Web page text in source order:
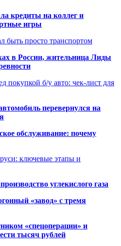
кредиты на коллег и
игры
быть просто транспортом
в России, жительница Лиды
покупкой б/у авто: чек-лист для
перевернулся на
обслуживание: почему
ключевые этапы и
углекислого газа
«завод» с тремя
«спецоперации» и
тысяч рублей